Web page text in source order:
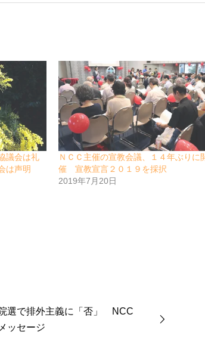
議会は礼
は声明
ＮＣＣ主催の宣教会議、１４年ぶりに
催 宣教宣言２０１９を採択
2019年7月20日
選で排外主義に「否」 NCC
ッセージ